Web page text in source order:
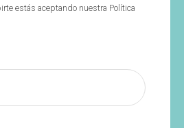
estás aceptando nuestra Política